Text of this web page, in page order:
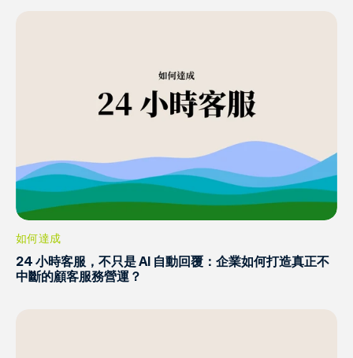
如何達成
24 小時客服，不只是 AI 自動回覆：企業如何打造真正不
中斷的顧客服務營運？